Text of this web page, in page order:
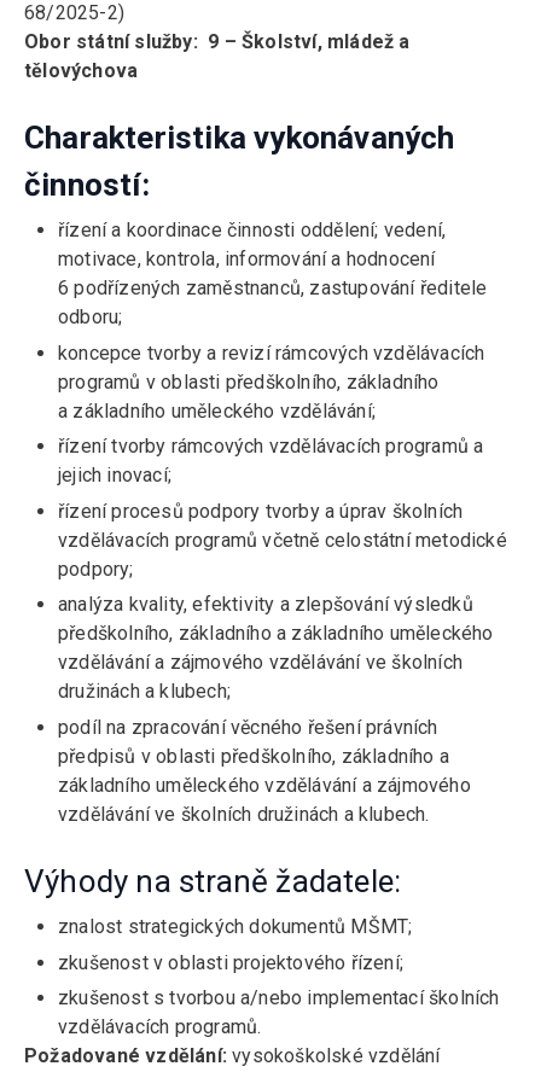
68/2025-2)
Obor státní služby: 9 – Školství, mládež a
tělovýchova
Charakteristika vykonávaných
činností:
řízení a koordinace činnosti oddělení; vedení,
motivace, kontrola, informování a hodnocení
6 podřízených zaměstnanců, zastupování ředitele
odboru;
koncepce tvorby a revizí rámcových vzdělávacích
programů v oblasti předškolního, základního
a základního uměleckého vzdělávání;
řízení tvorby rámcových vzdělávacích programů a
jejich inovací;
řízení procesů podpory tvorby a úprav školních
vzdělávacích programů včetně celostátní metodické
podpory;
analýza kvality, efektivity a zlepšování výsledků
předškolního, základního a základního uměleckého
vzdělávání a zájmového vzdělávání ve školních
družinách a klubech;
podíl na zpracování věcného řešení právních
předpisů v oblasti předškolního, základního a
základního uměleckého vzdělávání a zájmového
vzdělávání ve školních družinách a klubech.
Výhody na straně žadatele:
znalost strategických dokumentů MŠMT;
zkušenost v oblasti projektového řízení;
zkušenost s tvorbou a/nebo implementací školních
vzdělávacích programů.
Požadované vzdělání: vysokoškolské vzdělání